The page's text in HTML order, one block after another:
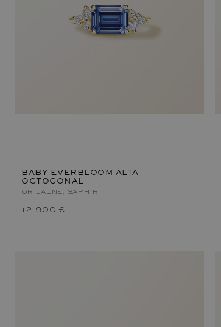
BABY EVERBLOOM ALTA
OCTOGONAL
OR JAUNE, SAPHIR
12 900 €